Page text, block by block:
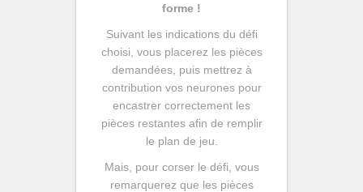
forme !
Suivant les indications du défi
choisi, vous placerez les pièces
demandées, puis mettrez à
contribution vos neurones pour
encastrer correctement les
pièces restantes afin de remplir
le plan de jeu.
Mais, pour corser le défi, vous
remarquerez que les pièces